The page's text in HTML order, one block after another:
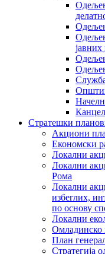
јавних
Стратешки
Акциони
Економски
Локални
Локални
Рома
Локални
избеглих,
по основу
Локални
Омладинско
План
Стратегија